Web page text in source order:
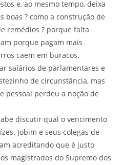
e, ao mesmo tempo, deixa
boas ? como a construção de
remédios ? porque falta
porque pagam mais
caem em buracos.
salários de parlamentares e
de circunstância, mas
pessoal perdeu a noção de
discutir qual o vencimento
Jobim e seus colegas de
acreditando que é justo
magistrados do Supremo dos